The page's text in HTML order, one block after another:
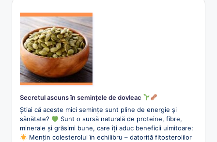
Secretul ascuns în semințele de dovleac
Știai că aceste mici semințe sunt pline de energie și
sănătate?
Sunt o sursă naturală de proteine, fibre,
minerale și grăsimi bune, care îți aduc beneficii uimitoare:
Mențin colesterolul în echilibru – datorită fitosterolilor